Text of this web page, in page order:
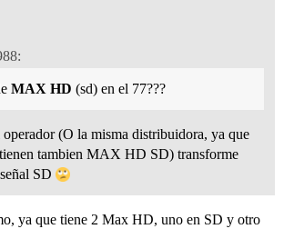
MAX HD (sd) en el 77???
operador (O la misma distribuidora, ya que
tambien MAX HD SD) transforme
SD
ya que tiene 2 Max HD, uno en SD y otro